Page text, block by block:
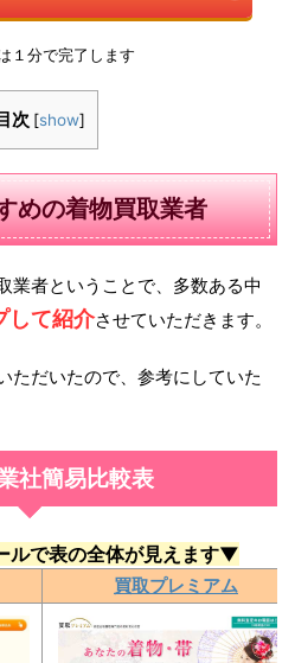
１分で完了します
次 [show]
めの着物買取業者
業者ということで、多数ある中
して紹介させていただきます。
ただいたので、参考にしていた
社簡易比較表
ルで表の全体が見えます▼
買取プレミアム